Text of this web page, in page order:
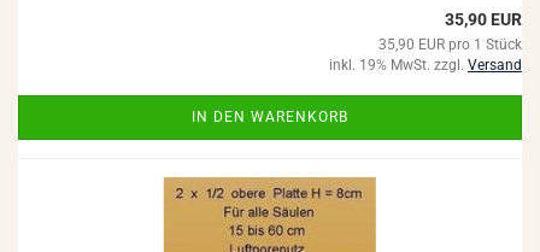
35,90 EUR
35,90 EUR pro 1 Stück
inkl. 19% MwSt. zzgl. Versand
IN DEN WARENKORB